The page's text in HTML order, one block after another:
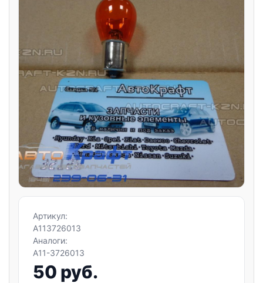
Артикул:
A113726013
Аналоги:
A11-3726013
50 руб.